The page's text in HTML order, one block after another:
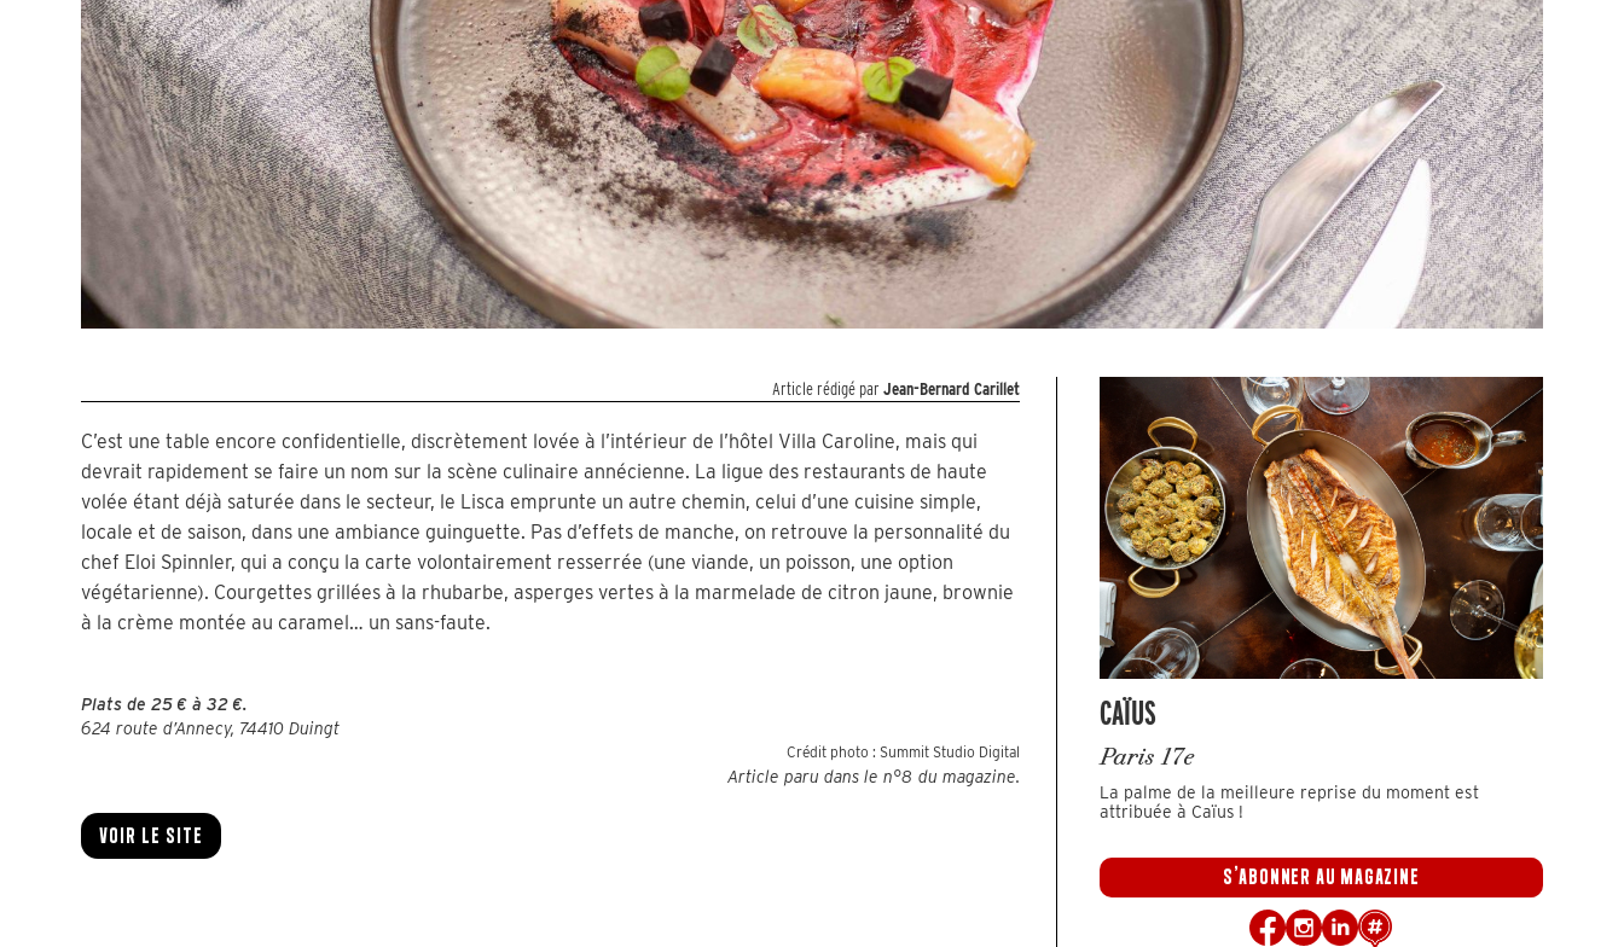
Article rédigé par Jean-Bernard Carillet
C’est une table encore confidentielle, discrètement lovée à l’intérieur de l’hôtel Villa Caroline, mais qui
devrait rapidement se faire un nom sur la scène culinaire annécienne. La ligue des restaurants de haute
volée étant déjà saturée dans le secteur, le Lisca emprunte un autre chemin, celui d’une cuisine simple,
locale et de saison, dans une ambiance guinguette. Pas d’effets de manche, on retrouve la personnalité du
chef Eloi Spinnler, qui a conçu la carte volontairement resserrée (une viande, un poisson, une option
végétarienne). Courgettes grillées à la rhubarbe, asperges vertes à la marmelade de citron jaune, brownie
à la crème montée au caramel… un sans-faute.
Plats de 25 € à 32 €.
624 route d’Annecy, 74410 Duingt
Crédit photo : Summit Studio Digital
Article paru dans le n°8 du magazine.
Voir le site
CAÏUS
Paris 17e
La palme de la meilleure reprise du moment est
attribuée à Caïus !
S'ABONNER AU MAGAZINE